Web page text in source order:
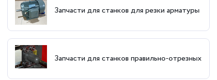
Запчасти для станков для резки арматуры
Запчасти для станков правильно-отрезных